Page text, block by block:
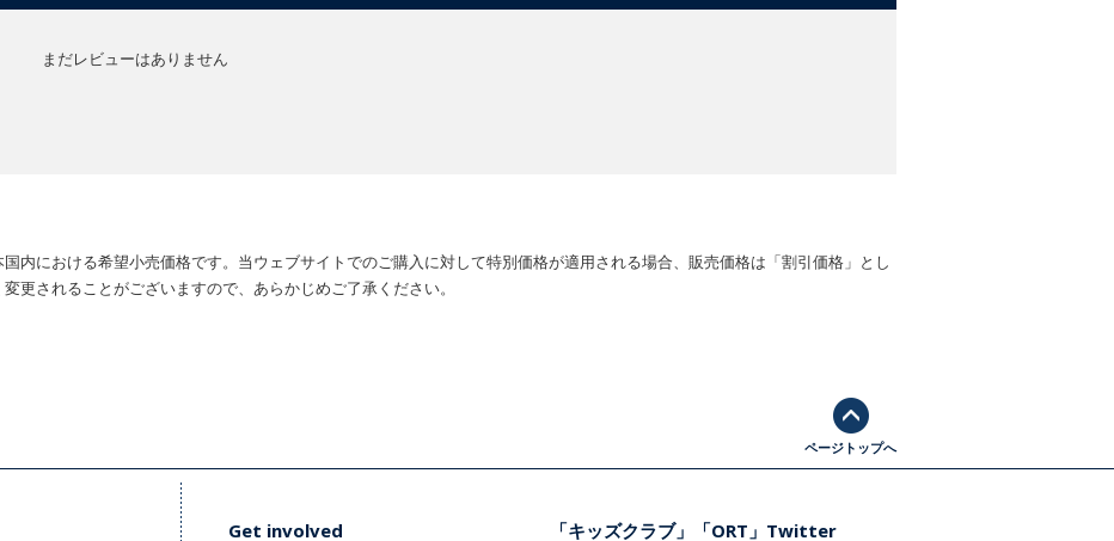
まだレビューはありません
内における希望小売価格です。当ウェブサイトでのご購入に対して特別価格が適用される場合、販売価格は「割引価格」とし
更されることがございますので、あらかじめご了承ください。
ページトップへ
Get involved 「キッズクラブ」「ORT」Twitter